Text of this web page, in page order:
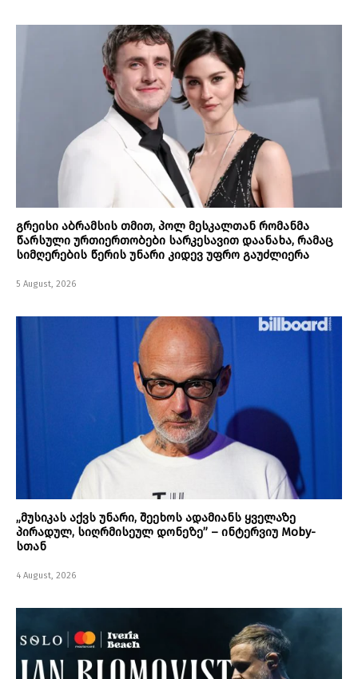
გრეისი აბრამსის თმით, პოლ მესკალთან რომანმა
წარსული ურთიერთობები სარკესავით დაანახა, რამაც
სიმღერების წერის უნარი კიდევ უფრო გაუძლიერა
5 August, 2026
„მუსიკას აქვს უნარი, შეეხოს ადამიანს ყველაზე
პირადულ, სიღრმისეულ დონეზე” – ინტერვიუ Moby-
სთან
4 August, 2026